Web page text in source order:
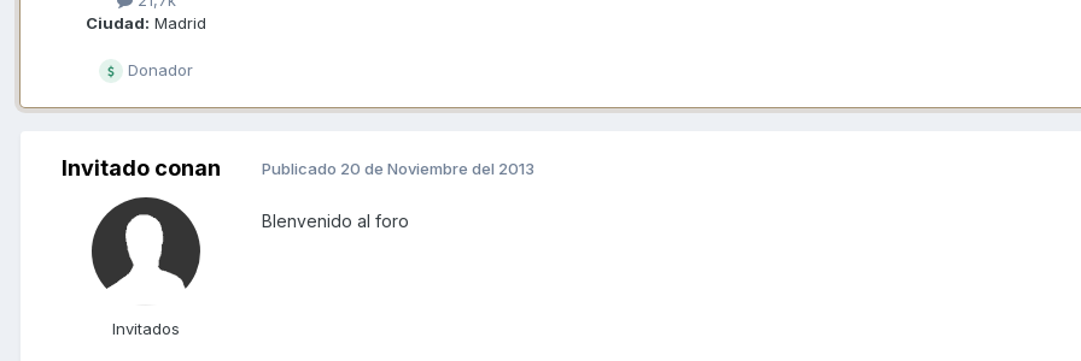
Ciudad: Madrid
Donador
Invitado conan
Invitados
Publicado 20 de Noviembre del 2013
BIenvenido al foro